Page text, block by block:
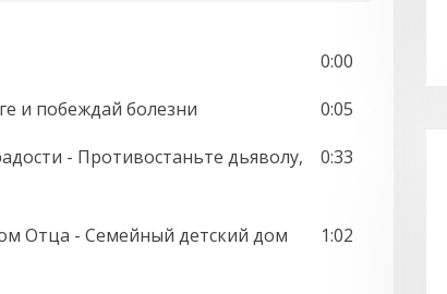
0:00
и побеждай болезни
0:05
- Противостаньте дьяволу,
0:33
Отца - Семейный детский дом
1:02